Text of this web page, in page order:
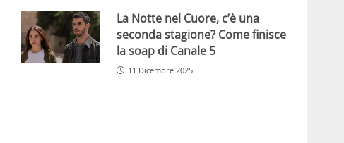
La Notte nel Cuore, c’è una
seconda stagione? Come finisce
la soap di Canale 5
11 Dicembre 2025